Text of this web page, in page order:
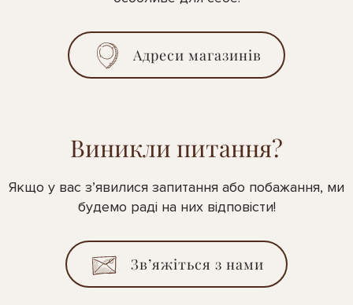
Адреси магазинів
Виникли питання?
Якщо у вас з’явилися запитання або побажання, ми
будемо раді на них відповісти!
Зв’яжіться з нами